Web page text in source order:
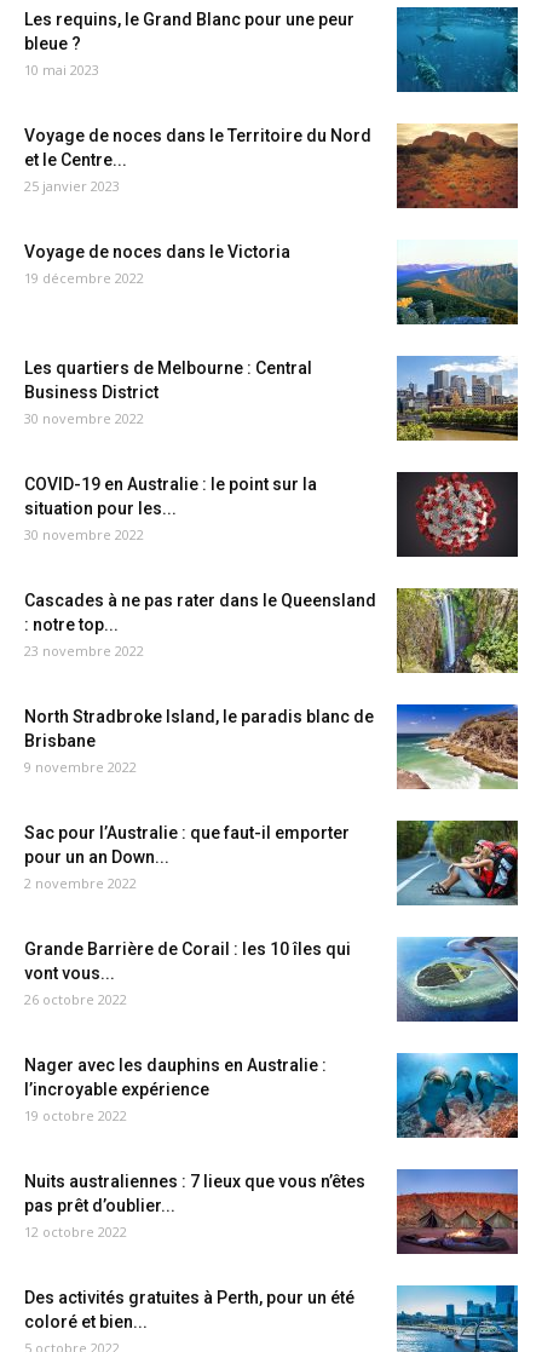
Les requins, le Grand Blanc pour une peur
bleue ?
10 mai 2023
Voyage de noces dans le Territoire du Nord
et le Centre...
25 janvier 2023
Voyage de noces dans le Victoria
19 décembre 2022
Les quartiers de Melbourne : Central
Business District
30 novembre 2022
COVID-19 en Australie : le point sur la
situation pour les...
30 novembre 2022
Cascades à ne pas rater dans le Queensland
: notre top...
23 novembre 2022
North Stradbroke Island, le paradis blanc de
Brisbane
9 novembre 2022
Sac pour l’Australie : que faut-il emporter
pour un an Down...
2 novembre 2022
Grande Barrière de Corail : les 10 îles qui
vont vous...
26 octobre 2022
Nager avec les dauphins en Australie :
l’incroyable expérience
19 octobre 2022
Nuits australiennes : 7 lieux que vous n’êtes
pas prêt d’oublier...
12 octobre 2022
Des activités gratuites à Perth, pour un été
coloré et bien...
5 octobre 2022